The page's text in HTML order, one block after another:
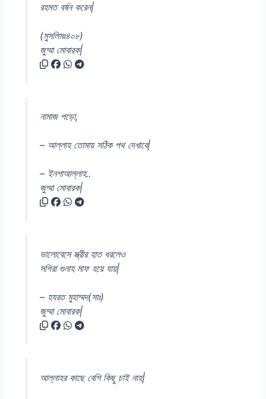
রহমত বর্ষন করেন|
(মুসলিমঃ৪০৮)
জুম্মা মোবারক|
নামাজ পড়ো,
– আল্লাহ তোমায় সঠিক পথ দেখাবে|
– ইনশাআল্লাহ..
জুম্মা মোবারক|
ভালোবেসে স্ত্রীর হাত ধরলেও
সগিরা গুনাহ মাফ হয়ে যায়|
– হযরত মুহাম্মদ(সাঃ)
জুম্মা মোবারক|
আল্লাহর কাছে বেশি কিছু চাই নাহ|